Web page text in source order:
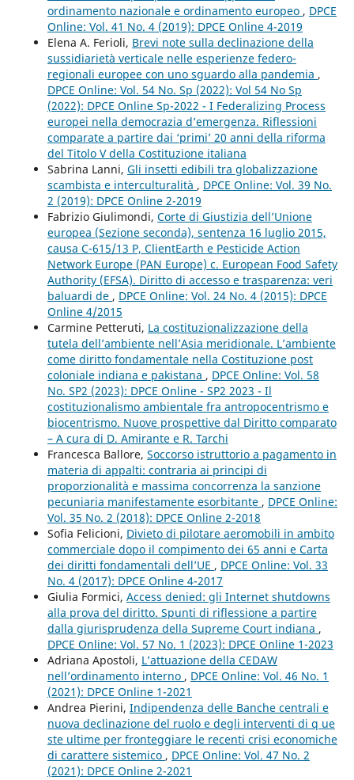
ordinamento nazionale e ordinamento europeo , DPCE
Online: Vol. 41 No. 4 (2019): DPCE Online 4-2019
Elena A. Ferioli, Brevi note sulla declinazione della
sussidiarietà verticale nelle esperienze federo-
regionali europee con uno sguardo alla pandemia ,
DPCE Online: Vol. 54 No. Sp (2022): Vol 54 No Sp
(2022): DPCE Online Sp-2022 - I Federalizing Process
europei nella democrazia d’emergenza. Riflessioni
comparate a partire dai ‘primi’ 20 anni della riforma
del Titolo V della Costituzione italiana
Sabrina Lanni, Gli insetti edibili tra globalizzazione
scambista e interculturalità , DPCE Online: Vol. 39 No.
2 (2019): DPCE Online 2-2019
Fabrizio Giulimondi, Corte di Giustizia dell’Unione
europea (Sezione seconda), sentenza 16 luglio 2015,
causa C-615/13 P, ClientEarth e Pesticide Action
Network Europe (PAN Europe) c. European Food Safety
Authority (EFSA). Diritto di accesso e trasparenza: veri
baluardi de , DPCE Online: Vol. 24 No. 4 (2015): DPCE
Online 4/2015
Carmine Petteruti, La costituzionalizzazione della
tutela dell’ambiente nell’Asia meridionale. L’ambiente
come diritto fondamentale nella Costituzione post
coloniale indiana e pakistana , DPCE Online: Vol. 58
No. SP2 (2023): DPCE Online - SP2 2023 - Il
costituzionalismo ambientale fra antropocentrismo e
biocentrismo. Nuove prospettive dal Diritto comparato
– A cura di D. Amirante e R. Tarchi
Francesca Ballore, Soccorso istruttorio a pagamento in
materia di appalti: contraria ai principi di
proporzionalità e massima concorrenza la sanzione
pecuniaria manifestamente esorbitante , DPCE Online:
Vol. 35 No. 2 (2018): DPCE Online 2-2018
Sofia Felicioni, Divieto di pilotare aeromobili in ambito
commerciale dopo il compimento dei 65 anni e Carta
dei diritti fondamentali dell’UE , DPCE Online: Vol. 33
No. 4 (2017): DPCE Online 4-2017
Giulia Formici, Access denied: gli Internet shutdowns
alla prova del diritto. Spunti di riflessione a partire
dalla giurisprudenza della Supreme Court indiana ,
DPCE Online: Vol. 57 No. 1 (2023): DPCE Online 1-2023
Adriana Apostoli, L’attuazione della CEDAW
nell’ordinamento interno , DPCE Online: Vol. 46 No. 1
(2021): DPCE Online 1-2021
Andrea Pierini, Indipendenza delle Banche centrali e
nuova declinazione del ruolo e degli interventi di q ue
ste ultime per fronteggiare le recenti crisi economiche
di carattere sistemico , DPCE Online: Vol. 47 No. 2
(2021): DPCE Online 2-2021